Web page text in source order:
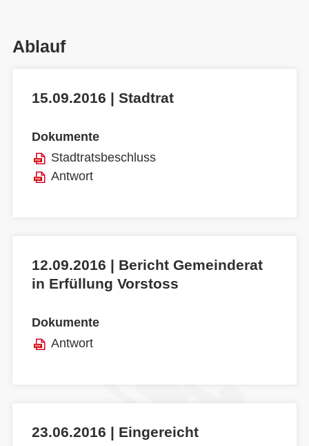
Ablauf
15.09.2016 | Stadtrat
Dokumente
Stadtratsbeschluss
Antwort
12.09.2016 | Bericht Gemeinderat
in Erfüllung Vorstoss
Dokumente
Antwort
23.06.2016 | Eingereicht